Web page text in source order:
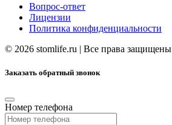
Вопрос-ответ
Лицензии
Политика конфиденциальности
© 2026 stomlife.ru | Все права защищены
Заказать обратный звонок
Номер телефона